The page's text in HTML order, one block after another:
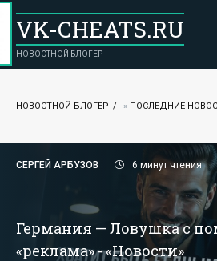
VK-CHEATS.RU
НОВОСТНОЙ БЛОГЕР
НОВОСТНОЙ БЛОГЕР » ПОСЛЕДНИЕ
СЕРГЕЙ АРБУЗОВ 6 минут чтения
Германия — Ловушка с
«реклама» - «Новости»